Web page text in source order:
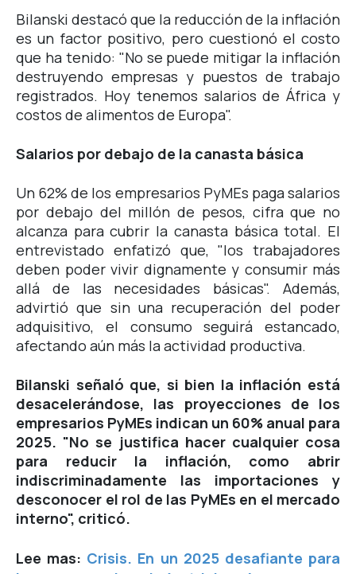
Bilanski destacó que la reducción de la inflación
es un factor positivo, pero cuestionó el costo
que ha tenido: "No se puede mitigar la inflación
destruyendo empresas y puestos de trabajo
registrados. Hoy tenemos salarios de África y
costos de alimentos de Europa".
Salarios por debajo de la canasta básica
Un 62% de los empresarios PyMEs paga salarios
por debajo del millón de pesos, cifra que no
alcanza para cubrir la canasta básica total. El
entrevistado enfatizó que, "los trabajadores
deben poder vivir dignamente y consumir más
allá de las necesidades básicas". Además,
advirtió que sin una recuperación del poder
adquisitivo, el consumo seguirá estancado,
afectando aún más la actividad productiva.
Bilanski señaló que, si bien la inflación está
desacelerándose, las proyecciones de los
empresarios PyMEs indican un 60% anual para
2025. "No se justifica hacer cualquier cosa
para reducir la inflación, como abrir
indiscriminadamente las importaciones y
desconocer el rol de las PyMEs en el mercado
interno", criticó.
Lee mas: Crisis. En un 2025 desafiante para